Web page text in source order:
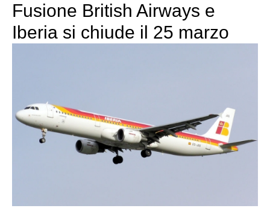
Fusione British Airways e
Iberia si chiude il 25 marzo